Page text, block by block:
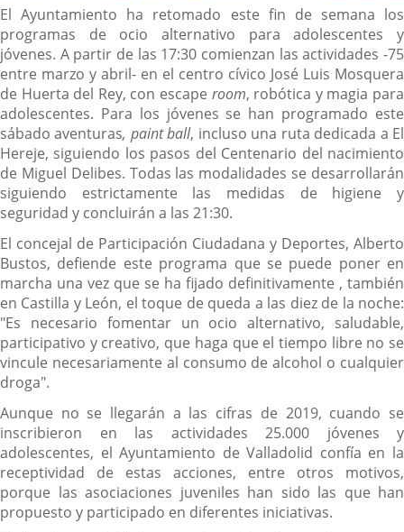
Descripción
El Ayuntamiento ha retomado este fin de semana los
programas de ocio alternativo para adolescentes y
jóvenes. A partir de las 17:30 comienzan las actividades -75
entre marzo y abril- en el centro cívico José Luis Mosquera
de Huerta del Rey, con escape room, robótica y magia para
adolescentes. Para los jóvenes se han programado este
sábado aventuras, paint ball, incluso una ruta dedicada a El
Hereje, siguiendo los pasos del Centenario del nacimiento
de Miguel Delibes. Todas las modalidades se desarrollarán
siguiendo estrictamente las medidas de higiene y
seguridad y concluirán a las 21:30.
El concejal de Participación Ciudadana y Deportes, Alberto
Bustos, defiende este programa que se puede poner en
marcha una vez que se ha fijado definitivamente , también
en Castilla y León, el toque de queda a las diez de la noche:
"Es necesario fomentar un ocio alternativo, saludable,
participativo y creativo, que haga que el tiempo libre no se
vincule necesariamente al consumo de alcohol o cualquier
droga".
Aunque no se llegarán a las cifras de 2019, cuando se
inscribieron en las actividades 25.000 jóvenes y
adolescentes, el Ayuntamiento de Valladolid confía en la
receptividad de estas acciones, entre otros motivos,
porque las asociaciones juveniles han sido las que han
propuesto y participado en diferentes iniciativas.